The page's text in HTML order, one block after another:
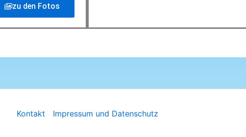
zu den Fotos
Kontakt Impressum und Datenschutz